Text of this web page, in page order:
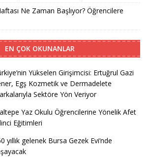
Ne Zaman Başlıyor? Öğrencilere
EN ÇOK OKUNANLAR
Yükselen Girişimcisi: Ertuğrul Gazi
Egş Kozmetik ve Dermadelete
Sektöre Yön Veriyor
Yaz Okulu Öğrencilerine Yönelik Afet
Eğitimleri
yıllık gelenek Bursa Gezek Evi’nde